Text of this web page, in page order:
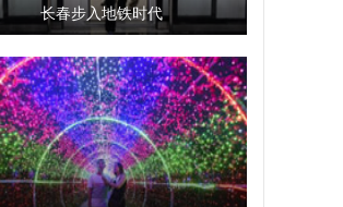
长春步入地铁时代